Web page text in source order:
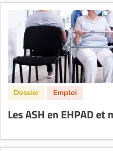
Les ASH en EHPAD